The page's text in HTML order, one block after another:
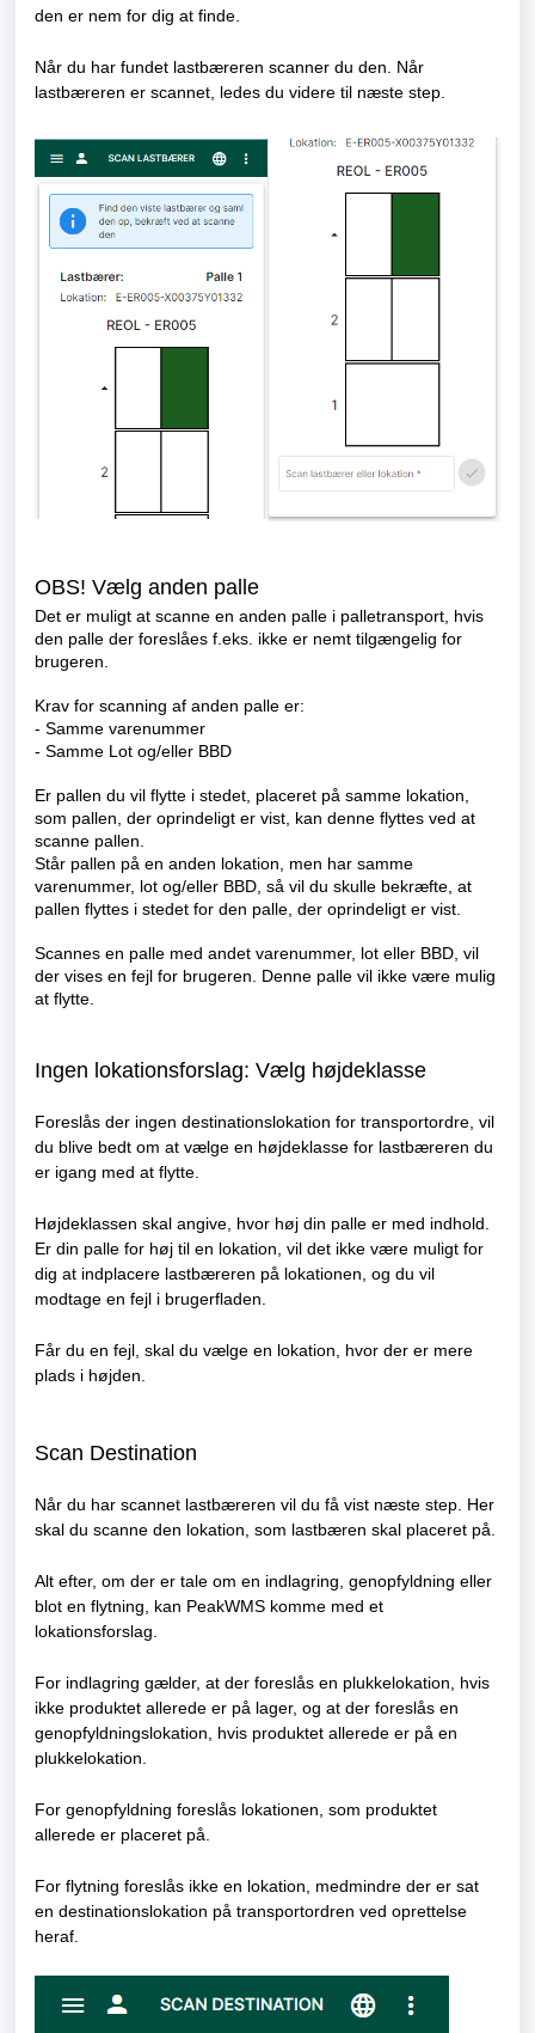
den er nem for dig at finde.
Når du har fundet lastbæreren scanner du den. Når
lastbæreren er scannet, ledes du videre til næste step.
OBS! Vælg anden palle
Det er muligt at scanne en anden palle i palletransport, hvis
den palle der foreslåes f.eks. ikke er nemt tilgængelig for
brugeren.
Krav for scanning af anden palle er:
- Samme varenummer
- Samme Lot og/eller BBD
Er pallen du vil flytte i stedet, placeret på samme lokation,
som pallen, der oprindeligt er vist, kan denne flyttes ved at
scanne pallen.
Står pallen på en anden lokation, men har samme
varenummer, lot og/eller BBD, så vil du skulle bekræfte, at
pallen flyttes i stedet for den palle, der oprindeligt er vist.
Scannes en palle med andet varenummer, lot eller BBD, vil
der vises en fejl for brugeren. Denne palle vil ikke være mulig
at flytte.
Ingen lokationsforslag: Vælg højdeklasse
Foreslås der ingen destinationslokation for transportordre, vil
du blive bedt om at vælge en højdeklasse for lastbæreren du
er igang med at flytte.
Højdeklassen skal angive, hvor høj din palle er med indhold.
Er din palle for høj til en lokation, vil det ikke være muligt for
dig at indplacere lastbæreren på lokationen, og du vil
modtage en fejl i brugerfladen.
Får du en fejl, skal du vælge en lokation, hvor der er mere
plads i højden.
Scan Destination
Når du har scannet lastbæreren vil du få vist næste step. Her
skal du scanne den lokation, som lastbæren skal placeret på.
Alt efter, om der er tale om en indlagring, genopfyldning eller
blot en flytning, kan PeakWMS komme med et
lokationsforslag.
For indlagring gælder, at der foreslås en plukkelokation, hvis
ikke produktet allerede er på lager, og at der foreslås en
genopfyldningslokation, hvis produktet allerede er på en
plukkelokation.
For genopfyldning foreslås lokationen, som produktet
allerede er placeret på.
For flytning foreslås ikke en lokation, medmindre der er sat
en destinationslokation på transportordren ved oprettelse
heraf.